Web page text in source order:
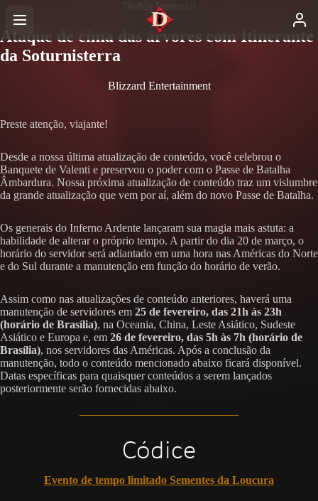
Diablo Immortal
Ataque de cima das árvores com Itinerante
da Soturnisterra
Blizzard Entertainment
Preste atenção, viajante!
Desde a nossa última atualização de conteúdo, você celebrou o
Banquete de Valenti e preservou o poder com o Passe de Batalha
Âmbardura. Nossa próxima atualização de conteúdo traz um vislumbre
da grande atualização que vem por aí, além do novo Passe de Batalha.
Os generais do Inferno Ardente lançaram sua magia mais astuta: a
habilidade de alterar o próprio tempo. A partir do dia 20 de março, o
horário do servidor será adiantado em uma hora nas Américas do Norte
e do Sul durante a manutenção em função do horário de verão.
Assim como nas atualizações de conteúdo anteriores, haverá uma
manutenção de servidores em 25 de fevereiro, das 21h às 23h
(horário de Brasília), na Oceania, China, Leste Asiático, Sudeste
Asiático e Europa e, em 26 de fevereiro, das 5h às 7h (horário de
Brasília), nos servidores das Américas. Após a conclusão da
manutenção, todo o conteúdo mencionado abaixo ficará disponível.
Datas específicas para quaisquer conteúdos a serem lançados
posteriormente serão fornecidas abaixo.
Códice
Evento de tempo limitado Sementes da Loucura